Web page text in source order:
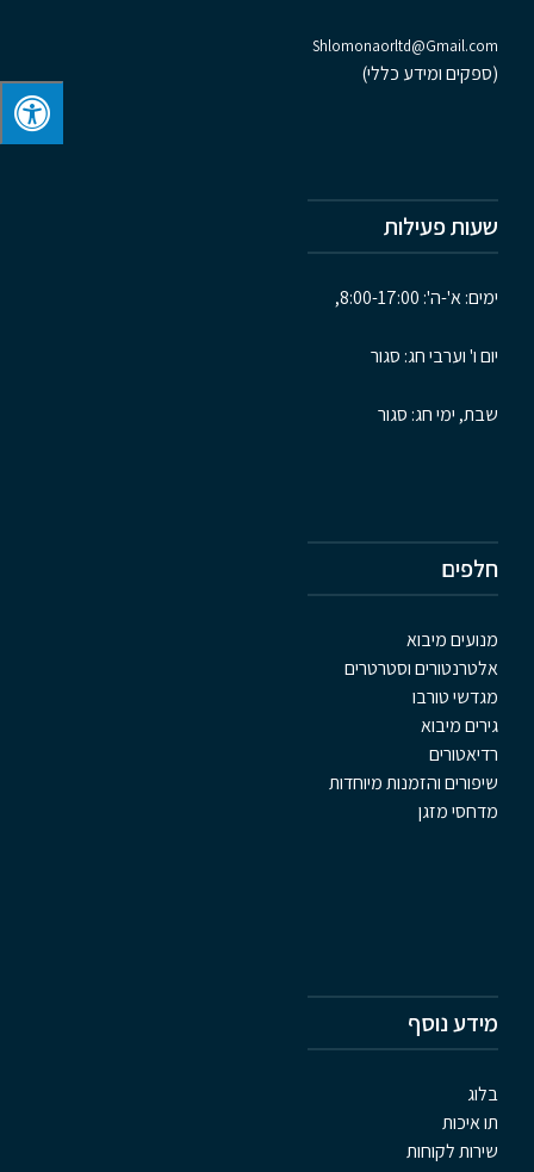
Shlomonaorltd@Gmail.com
(ספקים ומידע כללי)
שעות פעילות
ימים: א'-ה': 8:00-17:00,
יום ו' וערבי חג: סגור
שבת, ימי חג: סגור
חלפים
מנועים מיבוא
אלטרנטורים וסטרטרים
מגדשי טורבו
גירים מיבוא
רדיאטורים
שיפורים והזמנות מיוחדות
מדחסי מזגן
מידע נוסף
בלוג
תו איכות
שירות לקוחות